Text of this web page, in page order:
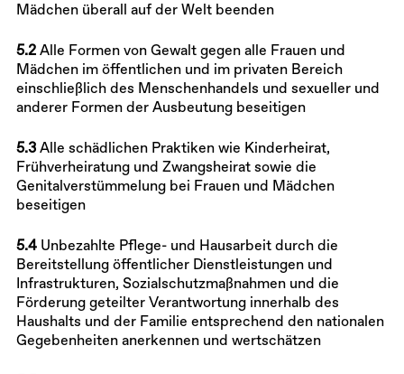
Mädchen überall auf der Welt beenden
5.2 Alle Formen von Gewalt gegen alle Frauen und
Mädchen im öffentlichen und im privaten Bereich
einschließlich des Menschenhandels und sexueller und
anderer Formen der Ausbeutung beseitigen
5.3 Alle schädlichen Praktiken wie Kinderheirat,
Frühverheiratung und Zwangsheirat sowie die
Genitalverstümmelung bei Frauen und Mädchen
beseitigen
5.4 Unbezahlte Pflege- und Hausarbeit durch die
Bereitstellung öffentlicher Dienstleistungen und
Infrastrukturen, Sozialschutzmaßnahmen und die
Förderung geteilter Verantwortung innerhalb des
Haushalts und der Familie entsprechend den nationalen
Gegebenheiten anerkennen und wertschätzen